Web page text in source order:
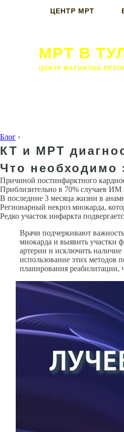
ЦЕНТР МРТ
МРТ В
ЦЕНТР МАГНИТНО-
Блог ›
КТ и МРТ
Что необходимо
Причиной постинфарктного
Приблизительно в 70% случаев
В последние 3 месяца жизни в
Регионарный некроз миокарда,
Редко участок инфаркта
Врачи подчеркивают
миокарда и выявить участки
артерии и исключить
использование этих методов
планирования реабилитации,